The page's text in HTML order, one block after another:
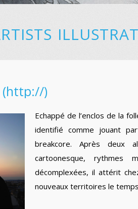
(http://)
Echappé de l’enclos de la
identifié comme jouant
breakcore. Après deux
cartoonesque, rythmes
décomplexées, il attérit
nouveaux territoires le temps